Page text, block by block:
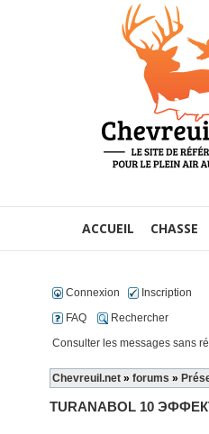
ACCUEIL CHASSE
Connexion
Inscription
FAQ
Rechercher
Consulter les messages sans
Chevreuil.net » forums »
TURANABOL 10